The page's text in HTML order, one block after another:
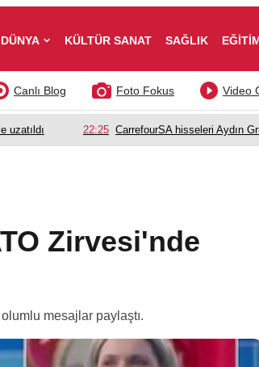
DÜNYA KÜLTÜR SANAT SAĞLIK
Video
Foto Fokus
Canlı Blog
uzatıldı 22:25 CarrefourSA hisseleri Aydın
Zirvesi'nde
mesajlar paylaştı.